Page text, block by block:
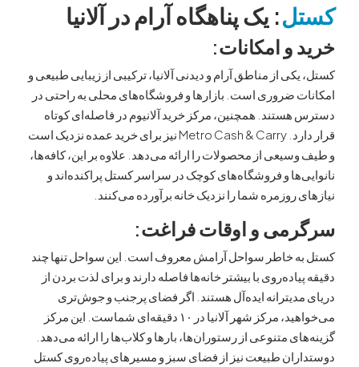
: یک پناهگاه آرام در آلانیا
و امکانات:
از مناطق آرام و دیدنی آلانیا، ترکیبی از زیبایی طبیعی و
ضروری است. بازارها و فروشگاه‌های محلی به راحتی در
همچنین، مرکز خرید آلانیوم در فاصله‌ای کوتاه
قرار دارد. Metro Cash & Carry نیز برای خرید عمده نزدیک است
از محصولات را ارائه می‌دهد. علاوه بر این، کافه‌ها،
و فروشگاه‌های کوچک در سراسر کستل پراکنده‌اند و
روزمره شما را نزدیک خانه برآورده می‌کنند.
و اوقات فراغت:
خاطر سواحل آرامش معروف است. این سواحل تنها چند
با بیشتر خانه‌ها فاصله دارند و برای لذت بردن از
ایده‌آل هستند. اگر فضای پرجنب و جوش‌تری
می‌خواهید، مرکز شهر آلانیا در ۱۰ دقیقه‌ای شماست. این مرکز
متنوعی از رستوران‌ها، بارها و کلاب‌ها را ارائه می‌دهد.
طبیعت نیز از فضای سبز و مسیرهای پیاده‌روی کستل